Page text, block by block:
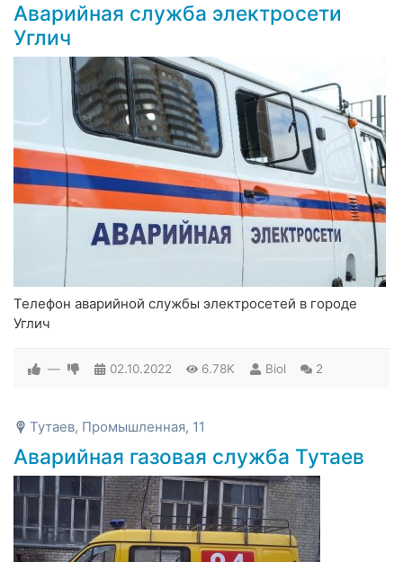
Аварийная служба электросети
Углич
Телефон аварийной службы электросетей в городе
Углич
— 02.10.2022 6.78K Biol 2
Тутаев, Промышленная, 11
Аварийная газовая служба Тутаев